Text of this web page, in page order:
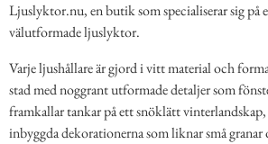
Ljuslyktor.nu, en butik som specialiserar sig på
välutformade ljuslyktor.
Varje ljushållare är gjord i vitt material och
stad med noggrant utformade detaljer som
framkallar tankar på ett snöklätt
inbyggda dekorationerna som liknar små